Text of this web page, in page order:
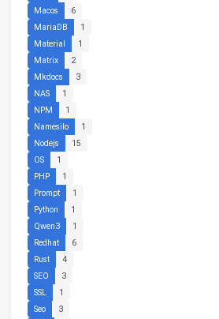
Macos
6
MariaDB
1
Material
1
Matrix
2
Mkdocs
3
NAS
1
NPM
1
Namesilo
1
Nodejs
15
OS
1
PHP
1
Prompt
1
Python
1
Qwen3
1
Redhat
6
Rust
4
SEO
3
SSL
1
Seo
3